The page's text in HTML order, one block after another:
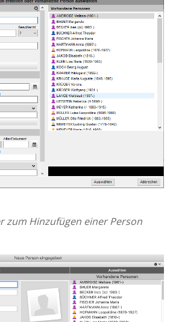
zum Hinzufügen einer Person